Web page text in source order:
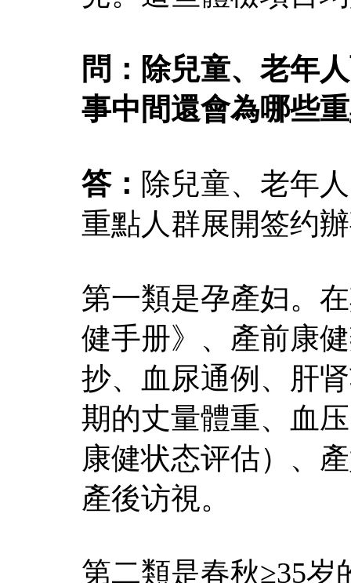
問：除兒童、老年
事中間還會為哪些
答： 除兒童、老年
重點人群展開签约
第一類是孕產妇。
健手册》、產前康
抄、血尿通例、肝
期的丈量體重、血
康健状态评估）、
產後访視。
第二類是春秋≥35岁